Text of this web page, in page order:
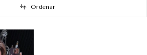
Ordenar